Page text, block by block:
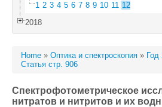
1 2 3 4 5 6 7 8 9 10 11 12
2018
Home » Оптика и спектроскопия » Год
Статья стр. 906
Спектрофотометрическое
нитратов и нитритов и их